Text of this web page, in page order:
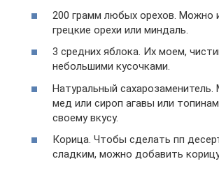
200 грамм любых орехов. Можно
грецкие орехи или миндаль.
3 средних яблока. Их моем,
небольшими кусочками.
Натуральный
мед или сироп агавы или
своему вкусу.
Корица. Чтобы сделать пп
сладким, можно добавить